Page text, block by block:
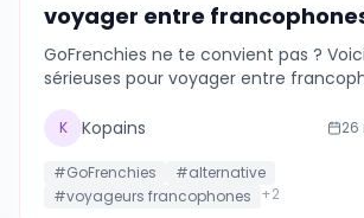
Nous respectons votre vie privée
Nous utilisons des cookies pour
voyager entre
GoFrenchies ne te convient pas ?
sérieuses pour voyager entre
K Kopains 26
#GoFrenchies #alternative
#voyageurs francophones +2